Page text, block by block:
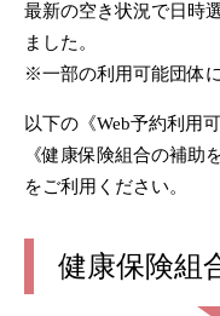
最新の空き状況で日時
ました。
※一部の利用可能団体
以下の《Web予約利用
《健康保険組合の補助
をご利用ください。
健康保険組